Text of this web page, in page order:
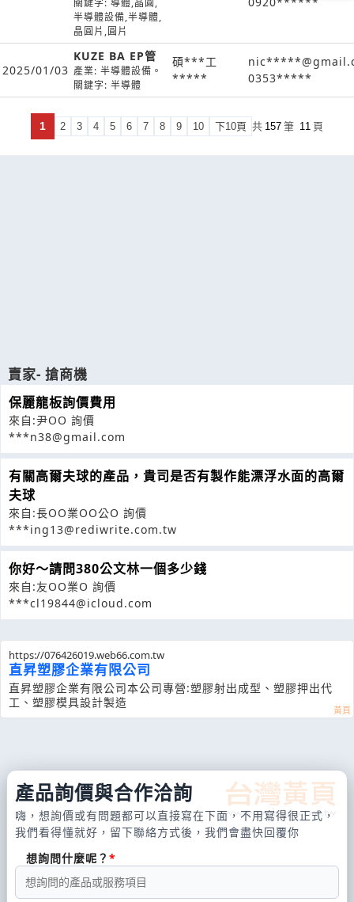
關鍵字: 導體,晶圓,
半導體設備,半導體,
晶圓片,圓片
2025/01/03
KUZE BA EP管
產業: 半導體設備。
關鍵字: 半導體
碩***工
*****
0353*****
1 2 3 4 5 6 7 8 9 10 下10頁 共 157 筆 11 頁
賣家- 搶商機
保麗龍板詢價費用
來自:尹OO 詢價
***n38@gmail.com
有關高爾夫球的產品，貴司是否有製作能漂浮水面的高爾
夫球
來自:長OO業OO公O 詢價
***ing13@rediwrite.com.tw
你好～請問380公文林一個多少錢
來自:友OO業O 詢價
***cl19844@icloud.com
https://076426019.web66.com.tw
直昇塑膠企業有限公司
直昇塑膠企業有限公司本公司專營:塑膠射出成型、塑膠押出代
工、塑膠模具設計製造
產品詢價與合作洽詢
嗨，想詢價或有問題都可以直接寫在下面，不用寫得很正式，
我們看得懂就好，留下聯絡方式後，我們會盡快回覆你
想詢問什麼呢？